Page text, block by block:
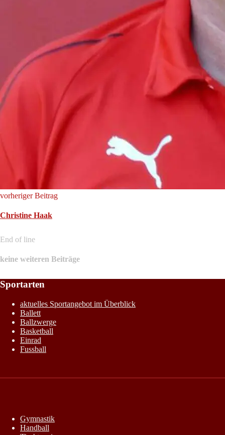
vorheriger Beitrag
Christine Haak
End of line
keine weiteren Beiträge
Sportarten
aktuelles Sportangebot im Überblick
Ballett
Ballzwerge
Basketball
Einrad
Fussball
Gymnastik
Handball